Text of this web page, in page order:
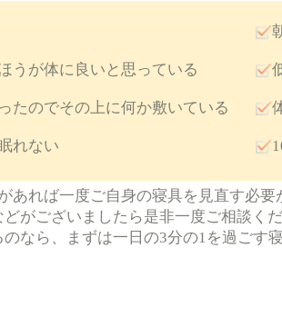
うが体に良いと思っている
たのでその上に何か敷いている
れない
あれば一度ご自身の寝具を見直す必
がございましたら是非一度ご相談くだ
なら、まずは一日の3分の1を過ご